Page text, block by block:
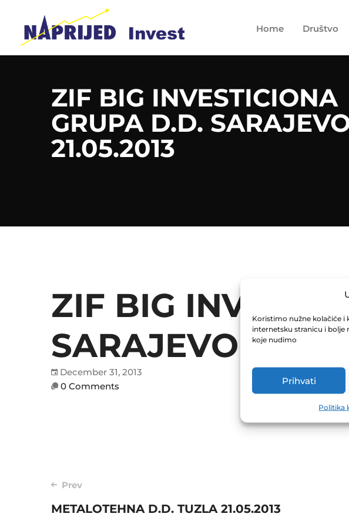
Koristimo nužne kolačiće i
internetsku stranicu i bolje
koje nudimo
Prihvati
Politika
Home Društvo
ZIF BIG INVESTICIONA
GRUPA D.D.
21.05.2013
ZIF BIG
SARAJEVO
December 31, 2013
0 Comments
Post
navigation
Prev
METALOTEHNA D.D. TUZLA 21.05.2013